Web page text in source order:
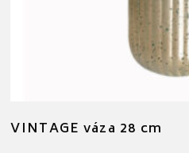
VINTAGE váza 28 cm